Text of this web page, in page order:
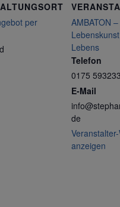
per
AMBATON
Lebens
Telefon
0175
E-Mail
de
anzeigen